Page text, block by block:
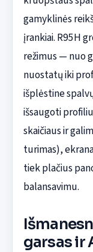
gamyklinės
įrankiai. R95H
režimus — nuo
nuostatų iki
išplėstine
išsaugoti
skaičiaus ir
turimas),
tiek plačius
balansavimu.
garsas ir